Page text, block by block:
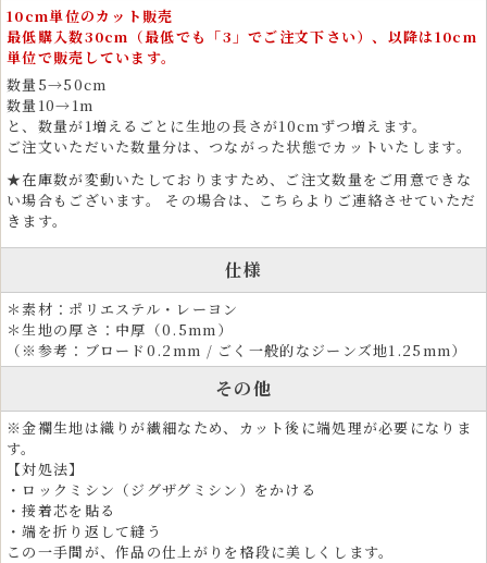
10cm単位のカット販売
最低購入数30cm（最低でも「3」でご注文下さい）、以降は10cm
単位で販売しています。
数量5→50cm
数量10→1m
と、数量が1増えるごとに生地の長さが10cmずつ増えます。
ご注文いただいた数量分は、つながった状態でカットいたします。
★在庫数が変動いたしておりますため、ご注文数量をご用意できな
い場合もございます。 その場合は、こちらよりご連絡させていただ
きます。
仕様
＊素材：ポリエステル・レーヨン
＊生地の厚さ：中厚（0.5mm）
（※参考：ブロード0.2mm / ごく一般的なジーンズ地1.25mm）
その他
※金襴生地は織りが繊細なため、カット後に端処理が必要になりま
す。
【対処法】
・ロックミシン（ジグザグミシン）をかける
・接着芯を貼る
・端を折り返して縫う
この一手間が、作品の仕上がりを格段に美しくします。